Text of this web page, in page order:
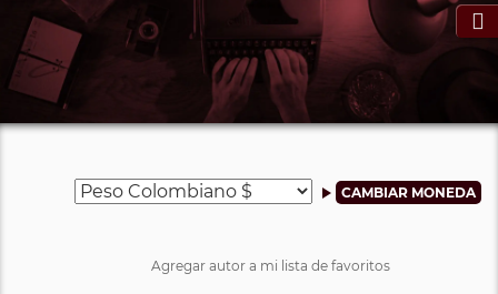

Agregar autor a mi lista de favoritos